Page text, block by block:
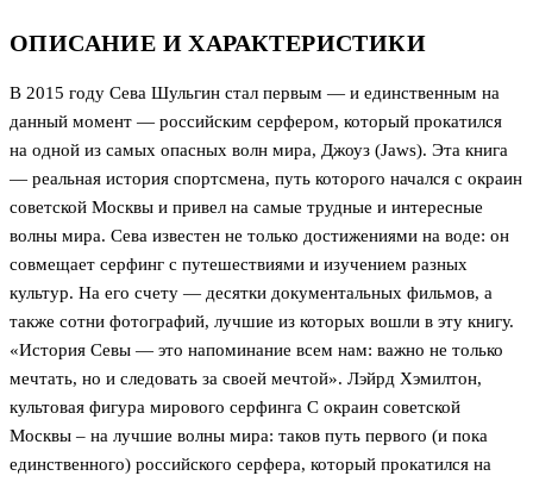
ОПИСАНИЕ И ХАРАКТЕРИСТИКИ
В 2015 году Сева Шульгин стал первым — и единственным на
данный момент — российским серфером, который прокатился
на одной из самых опасных волн мира, Джоуз (Jaws). Эта книга
— реальная история спортсмена, путь которого начался с окраин
советской Москвы и привел на самые трудные и интересные
волны мира. Сева известен не только достижениями на воде: он
совмещает серфинг с путешествиями и изучением разных
культур. На его счету — десятки документальных фильмов, а
также сотни фотографий, лучшие из которых вошли в эту книгу.
«История Севы — это напоминание всем нам: важно не только
мечтать, но и следовать за своей мечтой». Лэйрд Хэмилтон,
культовая фигура мирового серфинга С окраин советской
Москвы – на лучшие волны мира: таков путь первого (и пока
единственного) российского серфера, который прокатился на